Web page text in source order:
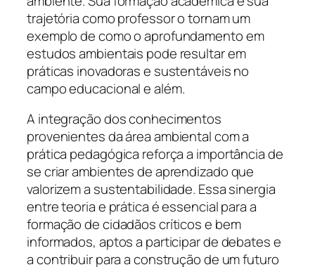
trajetória como professor o tornam um
exemplo de como o aprofundamento em
estudos ambientais pode resultar em
práticas inovadoras e sustentáveis no
campo educacional e além.
A integração dos conhecimentos
provenientes da área ambiental com a
prática pedagógica reforça a importância de
se criar ambientes de aprendizado que
valorizem a sustentabilidade. Essa sinergia
entre teoria e prática é essencial para a
formação de cidadãos críticos e bem
informados, aptos a participar de debates e
a contribuir para a construção de um futuro